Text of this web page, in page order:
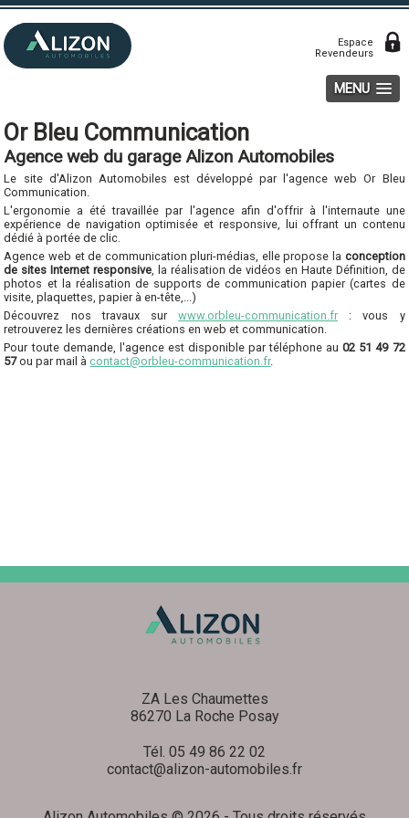
MENU
Espace
Revendeurs
Or Bleu Communication
Agence web du garage Alizon Automobiles
Le site d'Alizon Automobiles est développé par l'agence web Or Bleu
Communication.
L'ergonomie a été travaillée par l'agence afin d'offrir à l'internaute une
expérience de navigation optimisée et responsive, lui offrant un contenu
dédié à portée de clic.
Agence web et de communication pluri-médias, elle propose la conception
de sites Internet responsive, la réalisation de vidéos en Haute Définition, de
photos et la réalisation de supports de communication papier (cartes de
visite, plaquettes, papier à en-tête,...)
Découvrez nos travaux surwww.orbleu-communication.fr : vous y
retrouverez les dernières créations en web et communication.
Pour toute demande, l'agence est disponible par téléphone au02 51 49 72
57ou par mail àcontact@orbleu-communication.fr.
ZA Les Chaumettes
86270 La Roche Posay
Tél. 05 49 86 22 02
contact@alizon-automobiles.fr